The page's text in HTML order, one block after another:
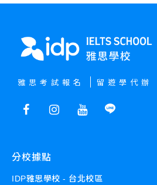
雅思考試報名 留遊學代辦
分校據點
IDP雅思學校 - 台北校區